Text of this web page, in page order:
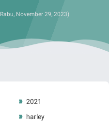
2021
harley
Rabu, November 29, 2023)